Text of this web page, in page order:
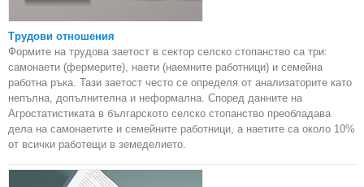
Трудови отношения
Формите на трудова заетост в сектор селско стопанство са три:
самонаети (фермерите), наети (наемните работници) и семейна
работна ръка. Тази заетост често се определя от анализаторите като
непълна, допълнителна и неформална. Според данните на
Агростатистиката в българското селско стопанство преобладава
дела на самонаетите и семейните работници, а наетите са около 10%
от всички работещи в земеделието.